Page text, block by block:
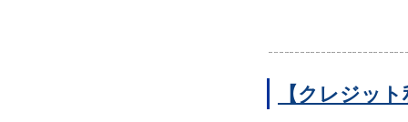
【クレジッ